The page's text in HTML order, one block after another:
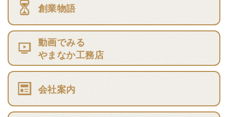
創業物語
動画でみる
やまなか工務店
会社案内